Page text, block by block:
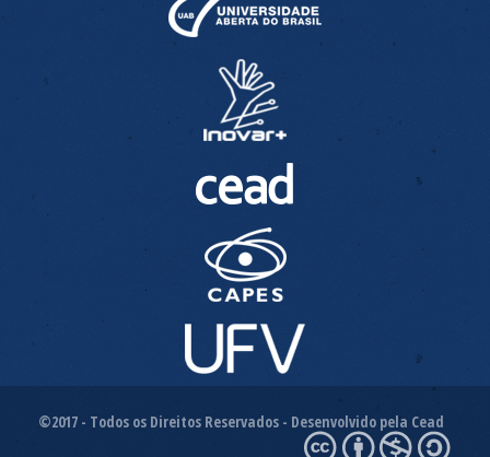
©2017 - Todos os Direitos Reservados - Desenvolvido pela Cead